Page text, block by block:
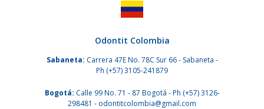
Odontit Colombia
Sabaneta: Carrera 47E No. 78C Sur 66 - Sabaneta -
Ph (+57) 3105-241879
Bogotá: Calle 99 No. 71 - 87 Bogotá - Ph (+57) 3126-
298481 - odontitcolombia@gmail.com